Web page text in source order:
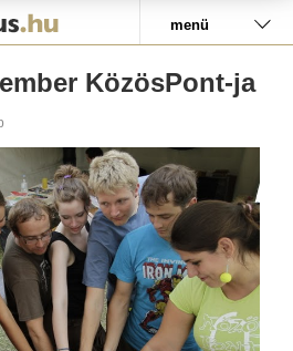
menü
KözösPont-ja